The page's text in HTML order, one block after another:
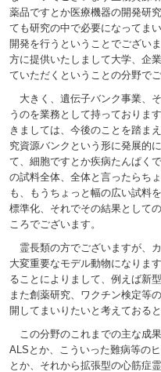
薬品ですとか医療機器の開発研
ても研究の中で必要になってま
開発を行うということでござい
方に提供いたしまして大学、企
ていただくということの分野でご
大きく、遺伝子バンク事業、
うのを業務として持っておりま
きましては、今後のことを踏ま
究資源バンクという形に発展的
て、細胞ですとか疾病たんぱく
の試料全体、全体と言ったらち
も、もうちょっと幅の広い試料
標準化、それでその結果として
ころでございます。
霊長類の方でございますが、
大変重要なモデル動物になりま
ることによりまして、例えば新
また創薬研究、ワクチン検定等
開してまいりたいと考えておる
この分野のこれまでの主な成
ALSとか、こういった難病等の
とか、それから拡張型の心筋症